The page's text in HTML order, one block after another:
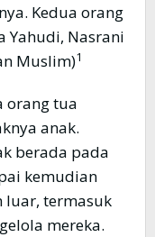
Kedua orang
Yahudi, Nasrani
Muslim)1
orang tua
anak.
berada pada
kemudian
luar, termasuk
mereka.